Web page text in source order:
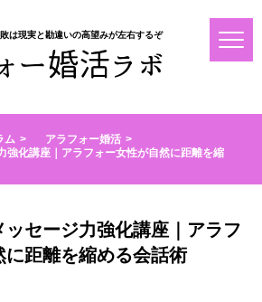
は現実と勘違いの高望みが左右するぞ
ム
アラフォー婚活
強化講座｜アラフォー女性が自然に距離を縮
セージ力強化講座｜アラフ
に距離を縮める会話術